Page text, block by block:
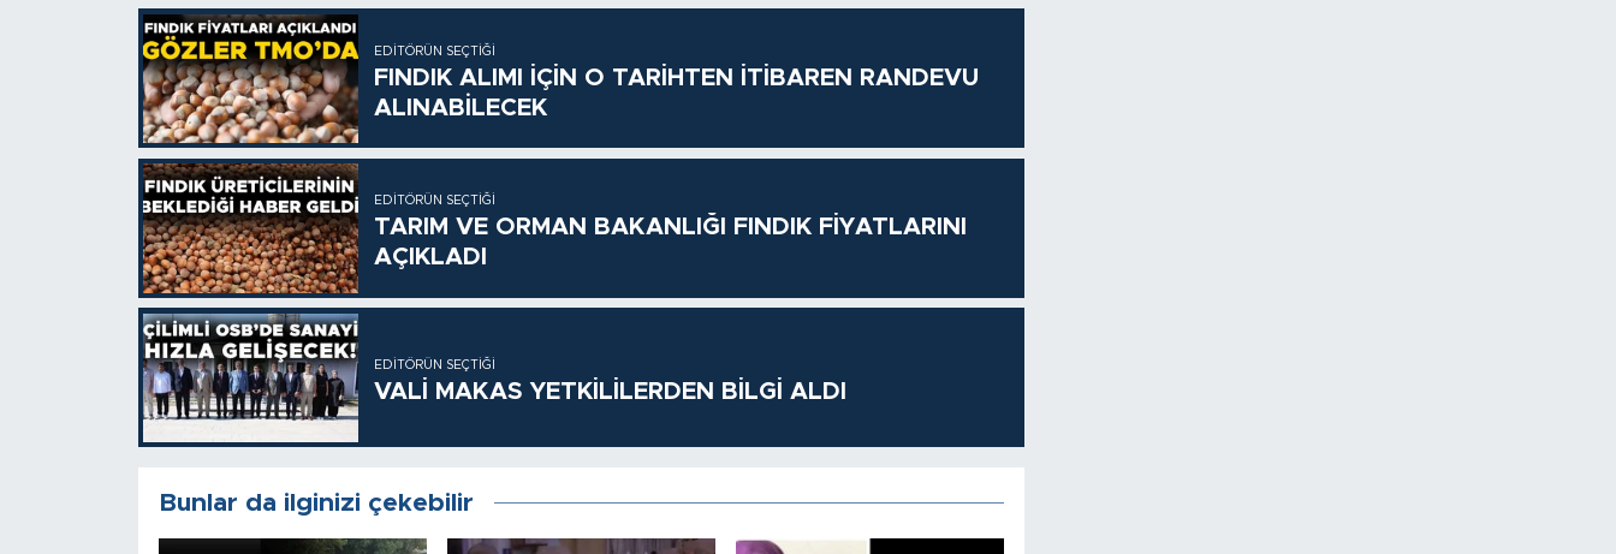
EDITÖRÜN SEÇTIĞI
FINDIK ALIMI İÇİN O TARİHTEN İTİBAREN RANDEVU
ALINABİLECEK
EDITÖRÜN SEÇTIĞI
TARIM VE ORMAN BAKANLIĞI FINDIK FİYATLARINI
AÇIKLADI
EDITÖRÜN SEÇTIĞI
VALİ MAKAS YETKİLİLERDEN BİLGİ ALDI
Bunlar da ilginizi çekebilir